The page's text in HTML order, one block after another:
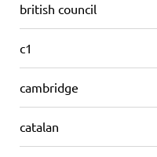
british council
c1
cambridge
catalan